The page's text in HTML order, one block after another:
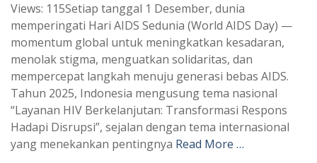
a
t
A
p
p
l
e
r
a
m
Views: 115Setiap tanggal 1 Desember, dunia
memperingati Hari AIDS Sedunia (World AIDS Day) —
momentum global untuk meningkatkan kesadaran,
menolak stigma, menguatkan solidaritas, dan
mempercepat langkah menuju generasi bebas AIDS.
Tahun 2025, Indonesia mengusung tema nasional
“Layanan HIV Berkelanjutan: Transformasi Respons
Hadapi Disrupsi”, sejalan dengan tema internasional
yang menekankan pentingnya Read More …